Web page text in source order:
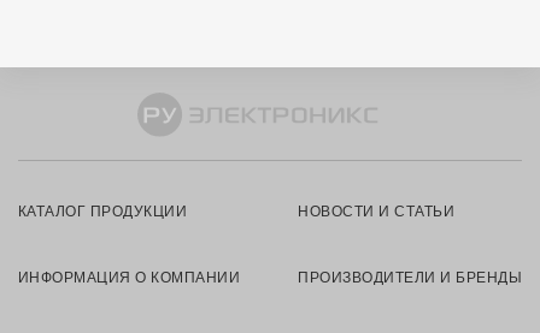
КАТАЛОГ ПРОДУКЦИИ НОВОСТИ И СТАТЬИ
ИНФОРМАЦИЯ О КОМПАНИИ ПРОИЗВОДИТЕЛИ И БРЕНДЫ